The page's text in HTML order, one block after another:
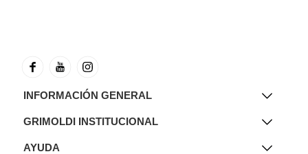
INFORMACIÓN GENERAL
GRIMOLDI INSTITUCIONAL
AYUDA